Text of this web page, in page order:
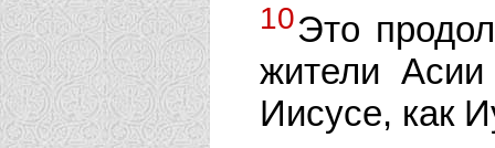
10Это
жители
Иисусе, как